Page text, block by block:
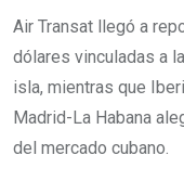
Air Transat llegó a
dólares vinculadas a
isla, mientras que
Madrid-La Habana
del mercado cubano.